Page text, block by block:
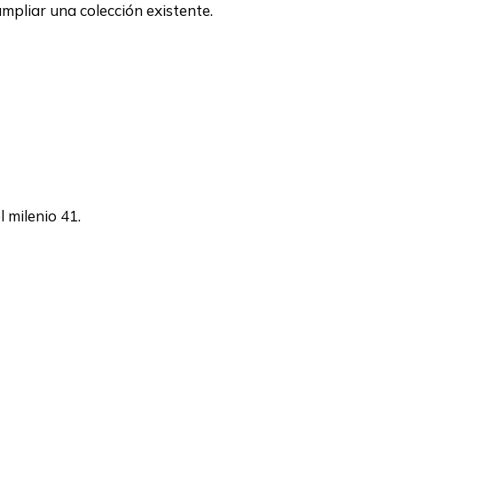
una colección existente.
milenio 41.